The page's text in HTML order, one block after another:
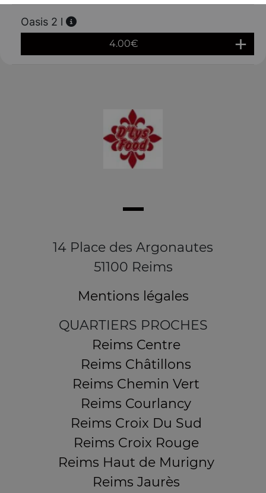
Oasis 2 l
4.00€
14 Place des Argonautes
51100 Reims
Mentions légales
QUARTIERS PROCHES
Reims Centre
Reims Châtillons
Reims Chemin Vert
Reims Courlancy
Reims Croix Du Sud
Reims Croix Rouge
Reims Haut de Murigny
Reims Jaurès